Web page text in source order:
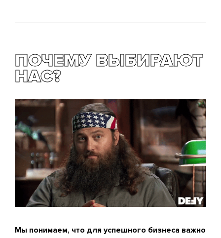
ПОЧЕМУ ВЫБИРАЮТ
НАС?
Мы понимаем, что для успешного бизнеса важно